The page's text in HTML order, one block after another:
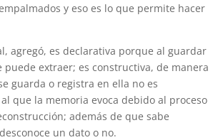
y eso es lo que permite hacer
agregó, es declarativa porque al guardar
puede extraer; es constructiva, de manera
guarda o registra en ella no es
que la memoria evoca debido al proceso
además de que sabe
un dato o no.